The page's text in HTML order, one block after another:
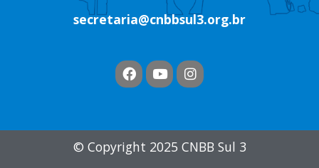
secretaria@cnbbsul3.org.br
© Copyright 2025 CNBB Sul 3